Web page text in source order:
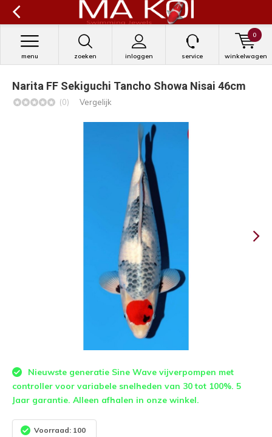
zoeken inloggen
menu service winkelwagen
0
Narita FF Sekiguchi Tancho Showa Nisai 46cm
(0) Vergelijk
Nieuwste generatie Sine Wave vijverpompen met
controller voor variabele snelheden van 30 tot 100%. 5
Jaar garantie. Alleen afhalen in onze winkel.
Voorraad: 100